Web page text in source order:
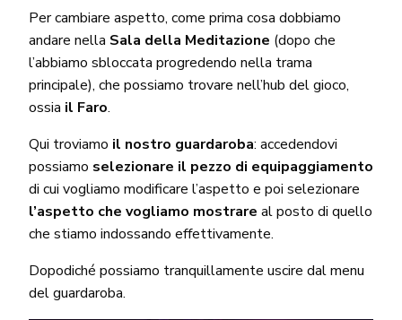
Per cambiare aspetto, come prima cosa dobbiamo
andare nella Sala della Meditazione (dopo che
l’abbiamo sbloccata progredendo nella trama
principale), che possiamo trovare nell’hub del gioco,
ossia il Faro.
Qui troviamo il nostro guardaroba: accedendovi
possiamo selezionare il pezzo di equipaggiamento
di cui vogliamo modificare l’aspetto e poi selezionare
l’aspetto che vogliamo mostrare al posto di quello
che stiamo indossando effettivamente.
Dopodiché possiamo tranquillamente uscire dal menu
del guardaroba.